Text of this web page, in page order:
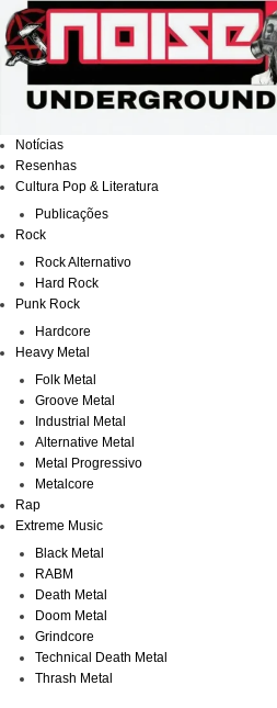
para
o
conteúdo
Notícias
Resenhas
Cultura Pop & Literatura
Publicações
Rock
Rock Alternativo
Hard Rock
Punk Rock
Hardcore
Heavy Metal
Folk Metal
Groove Metal
Industrial Metal
Alternative Metal
Metal Progressivo
Metalcore
Rap
Extreme Music
Black Metal
RABM
Death Metal
Doom Metal
Grindcore
Technical Death Metal
Thrash Metal